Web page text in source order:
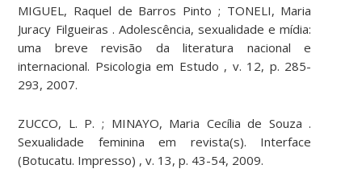
MIGUEL, Raquel de Barros Pinto ; TONELI, Maria
Juracy Filgueiras . Adolescência, sexualidade e mídia:
uma breve revisão da literatura nacional e
internacional. Psicologia em Estudo , v. 12, p. 285-
293, 2007.
ZUCCO, L. P. ; MINAYO, Maria Cecília de Souza .
Sexualidade feminina em revista(s). Interface
(Botucatu. Impresso) , v. 13, p. 43-54, 2009.